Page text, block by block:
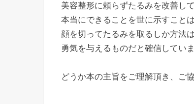
美容整形に頼らずたるみを改善し
本当にできることを世に示すことは
顔を切ってたるみを取るしか方法
勇気を与えるものだと確信していま
どうか本の主旨をご理解頂き、ご